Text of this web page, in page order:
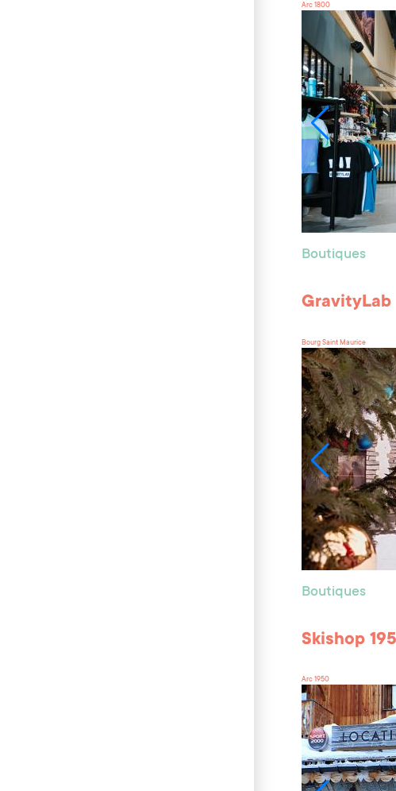
Arc 1800
Boutiques
GravityLab
Bourg Saint Maurice
Boutiques
Skishop
Arc 1950